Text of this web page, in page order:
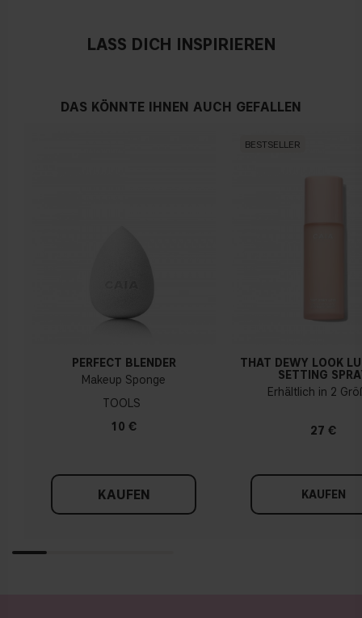
LASS DICH INSPIRIEREN
DAS KÖNNTE IHNEN AUCH GEFALLEN
PERFECT BLENDER
Makeup Sponge
TOOLS
10 €
KAUFEN
BESTSELLER
THAT DEWY LOOK
SETTING
Erhältlich in 2
27 €
KAUFEN